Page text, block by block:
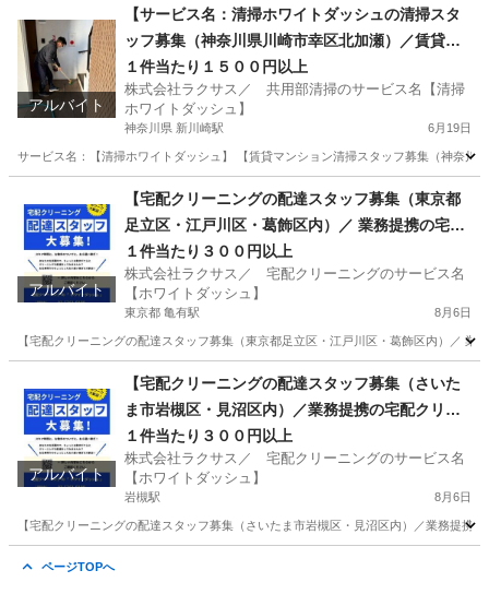
新宿駅 運搬代行 世田谷区
千歳船橋駅 運搬代行 個人事業主
アルバイト
【サービス名：清掃ホワイトダッシュの清掃スタ
ッフ募集（神奈川県川崎市幸区北加瀬）／賃貸１
棟共用部清掃依頼オーナーの方募集】
１件当たり１５００円以上
株式会社ラクサス／ 共用部清掃のサービス名【清掃
ホワイトダッシュ】
神奈川県 新川崎駅 6月19日
サービス名：【清掃ホワイトダッシュ】 【賃貸マンション清掃スタッフ募集（神奈
新川崎駅 神奈川 川崎市
元住吉駅 清掃 スタッフ
アルバイト
【宅配クリーニングの配達スタッフ募集（東京都
足立区・江戸川区・葛飾区内）／ 業務提携の宅配
クリーニング店募集】
１件当たり３００円以上
株式会社ラクサス／ 宅配クリーニングのサービス名
【ホワイトダッシュ】
東京都 亀有駅 8月6日
【宅配クリーニングの配達スタッフ募集（東京都足立区・江戸川区・葛飾区内）／
亀有駅 ドライバー 東京 江戸川区
西葛西駅 ドライバー スタッフ
アルバイト
【宅配クリーニングの配達スタッフ募集（さいた
ま市岩槻区・見沼区内）／業務提携の宅配クリー
ニング店募集】
１件当たり３００円以上
株式会社ラクサス／ 宅配クリーニングのサービス名
【ホワイトダッシュ】
岩槻駅 8月6日
【宅配クリーニングの配達スタッフ募集（さいたま市岩槻区・見沼区内）／業務提
ページTOPへ